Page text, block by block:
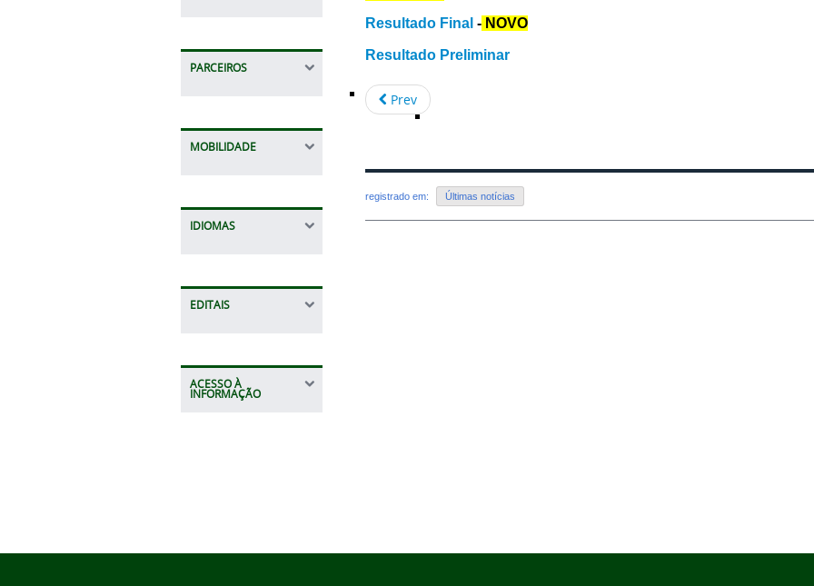
PARCEIROS
MOBILIDADE
IDIOMAS
EDITAIS
ACESSO À
INFORMAÇÃO
Resultado Final - NOVO
Resultado Preliminar
Prev
registrado em: Últimas notícias